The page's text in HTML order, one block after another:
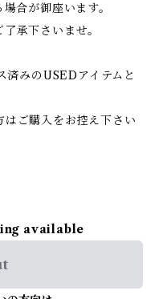
合が御座います。
承下さいませ。
みのUSEDアイテムと
ご購入をお控え下さい
available